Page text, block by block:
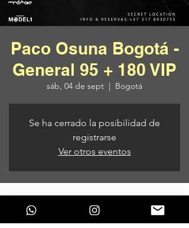
Paco Osuna Bogotá -
General 95 + 180 VIP
sáb, 04 de sept
  |
Bogotá
Se ha cerrado la posibilidad de
registrarse
Ver otros eventos
Horario y ubicación
04 de sept de 2021, 7:00 p. m. COT – 05 de